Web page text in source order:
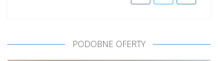
PODOBNE OFERTY